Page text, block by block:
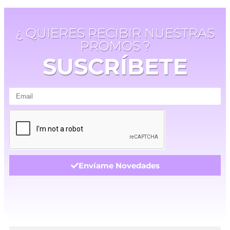
¿ QUIERES RECIBIR NUESTRAS
PROMOS ?
SUSCRÍBETE
Envíame Novedades